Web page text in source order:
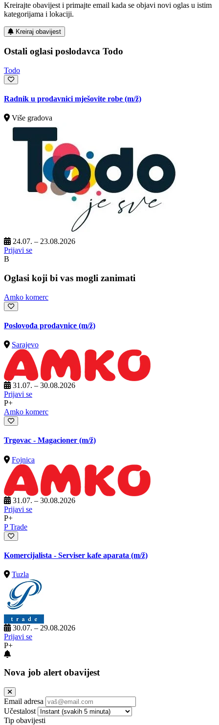
Kreirajte obavijest i primajte email kada se objavi novi oglas u istim
kategorijama i lokaciji.
Kreiraj obavijest
Ostali oglasi poslodavca Todo
Todo
Radnik u prodavnici mješovite robe (m/ž)
Više gradova
24.07. – 23.08.2026
Prijavi se
B
Oglasi koji bi vas mogli zanimati
Amko komerc
Poslovođa prodavnice (m/ž)
Sarajevo
31.07. – 30.08.2026
Prijavi se
P+
Amko komerc
Trgovac - Magacioner (m/ž)
Fojnica
31.07. – 30.08.2026
Prijavi se
P+
P Trade
Komercijalista - Serviser kafe aparata (m/ž)
Tuzla
30.07. – 29.08.2026
Prijavi se
P+
Nova job alert obavijest
Email adresa
Učestalost
Tip obavijesti